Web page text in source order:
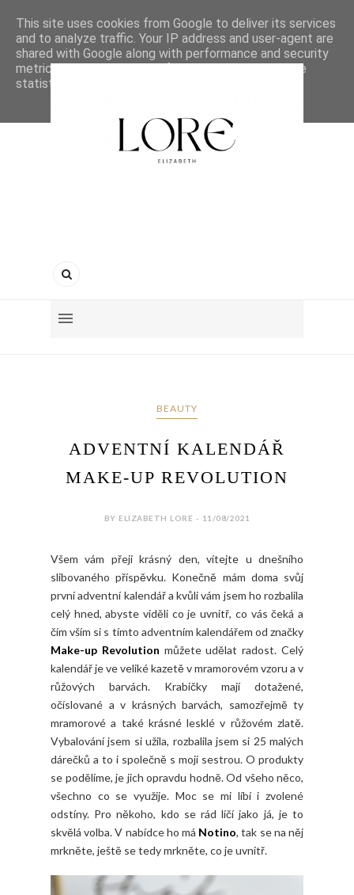
BEAUTY
ADVENTNÍ KALENDÁŘ
MAKE-UP REVOLUTION
BY ELIZABETH LORE - 11/08/2021
Všem vám přeji krásný den, vítejte u dnešního
slibovaného příspěvku. Konečně mám doma svůj
první adventní kalendář a kvůli vám jsem ho rozbalila
celý hned, abyste viděli co je uvnitř, co vás čeká a
čím vším si s tímto adventním kalendářem od značky
Make-up Revolution můžete udělat radost. Celý
kalendář je ve veliké kazetě v mramorovém vzoru a v
růžových barvách. Krabičky mají dotažené,
očíslované a v krásných barvách, samozřejmě ty
mramorové a také krásné lesklé v růžovém zlatě.
Vybalování jsem si užila, rozbalila jsem si 25 malých
dárečků a to i společně s mojí sestrou. O produkty
se podělíme, je jich opravdu hodně. Od všeho něco,
všechno co se využije. Moc se mi líbí i zvolené
odstíny. Pro někoho, kdo se rád líčí jako já, je to
skvělá volba. V nabídce ho má Notino, tak se na něj
mrkněte, ještě se tedy mrkněte, co je uvnitř.
This site uses cookies from Google to deliver its services
and to analyze traffic. Your IP address and user-agent are
shared with Google along with performance and security
metrics to ensure quality of service, generate usage
statistics, and to detect and address abuse.